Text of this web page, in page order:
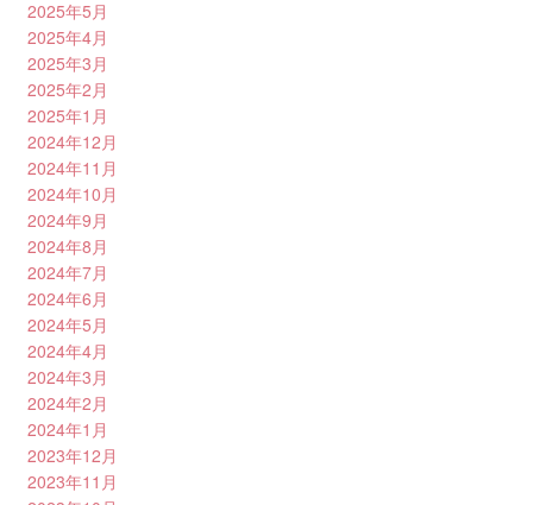
2025年5月
2025年4月
2025年3月
2025年2月
2025年1月
2024年12月
2024年11月
2024年10月
2024年9月
2024年8月
2024年7月
2024年6月
2024年5月
2024年4月
2024年3月
2024年2月
2024年1月
2023年12月
2023年11月